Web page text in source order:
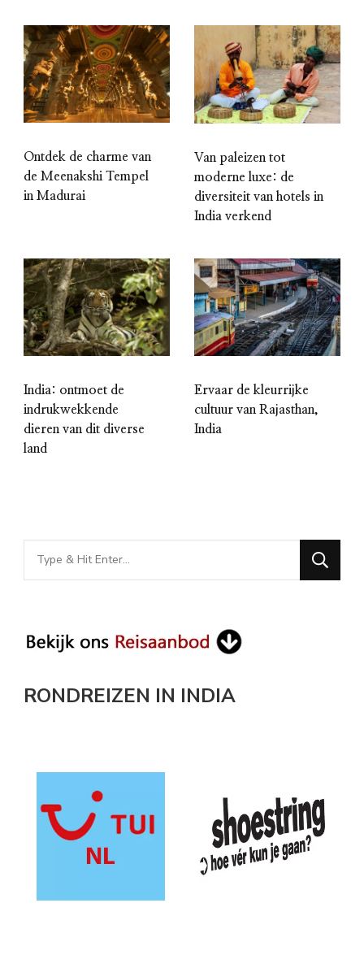
Ontdek de charme van
de Meenakshi Tempel
in Madurai
Van paleizen tot
moderne luxe: de
diversiteit van hotels in
India verkend
India: ontmoet de
indrukwekkende
dieren van dit diverse
land
Ervaar de kleurrijke
cultuur van Rajasthan,
India
Looking
for
RONDREIZEN IN INDIA